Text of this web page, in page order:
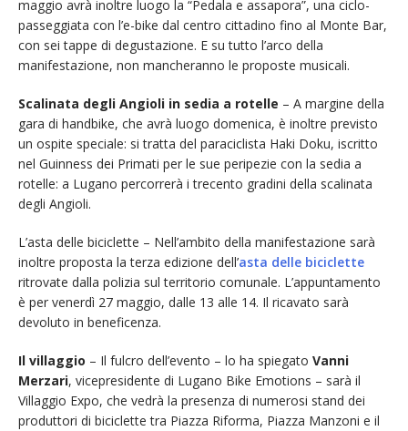
maggio avrà inoltre luogo la “Pedala e assapora”, una ciclo-
passeggiata con l’e-bike dal centro cittadino fino al Monte Bar,
con sei tappe di degustazione. E su tutto l’arco della
manifestazione, non mancheranno le proposte musicali.
Scalinata degli Angioli in sedia a rotelle – A margine della
gara di handbike, che avrà luogo domenica, è inoltre previsto
un ospite speciale: si tratta del paraciclista Haki Doku, iscritto
nel Guinness dei Primati per le sue peripezie con la sedia a
rotelle: a Lugano percorrerà i trecento gradini della scalinata
degli Angioli.
L’asta delle biciclette – Nell’ambito della manifestazione sarà
inoltre proposta la terza edizione dell’asta delle biciclette
ritrovate dalla polizia sul territorio comunale. L’appuntamento
è per venerdì 27 maggio, dalle 13 alle 14. Il ricavato sarà
devoluto in beneficenza.
Il villaggio – Il fulcro dell’evento – lo ha spiegato Vanni
Merzari, vicepresidente di Lugano Bike Emotions – sarà il
Villaggio Expo, che vedrà la presenza di numerosi stand dei
produttori di biciclette tra Piazza Riforma, Piazza Manzoni e il